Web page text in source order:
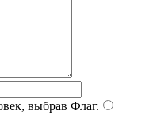
выбрав Флаг.